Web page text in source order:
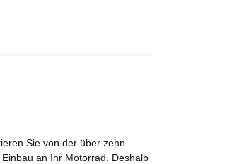
Sie von der über zehn
an Ihr Motorrad. Deshalb